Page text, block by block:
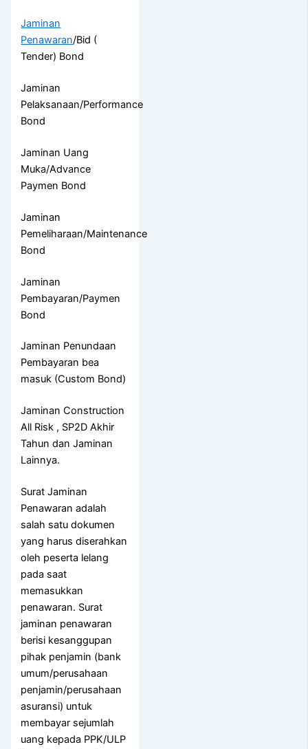
Jaminan
Penawaran/Bid (
Tender) Bond
Jaminan
Pelaksanaan/Performance
Bond
Jaminan Uang
Muka/Advance
Paymen Bond
Jaminan
Pemeliharaan/Maintenance
Bond
Jaminan
Pembayaran/Paymen
Bond
Jaminan Penundaan
Pembayaran bea
masuk (Custom Bond)
Jaminan Construction
All Risk , SP2D Akhir
Tahun dan Jaminan
Lainnya.
Surat Jaminan
Penawaran adalah
salah satu dokumen
yang harus diserahkan
oleh peserta lelang
pada saat
memasukkan
penawaran. Surat
jaminan penawaran
berisi kesanggupan
pihak penjamin (bank
umum/perusahaan
penjamin/perusahaan
asuransi) untuk
membayar sejumlah
uang kepada PPK/ULP